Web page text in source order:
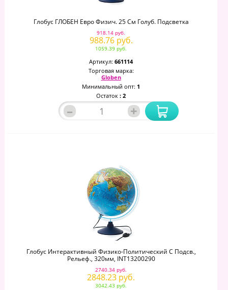
Глобус ГЛОБЕН Евро Физич. 25 См Голуб. Подсветка
918.14 руб.
988.76 руб.
1059.39 руб.
Артикул: 661114
Торговая марка:
Globen
Минимальный опт: 1
Остаток : 2
– +
Глобус Интерактивный Физико-Политический С Подсв.,
Рельеф., 320мм, INT13200290
2740.34 руб.
2848.23 руб.
3042.43 руб.